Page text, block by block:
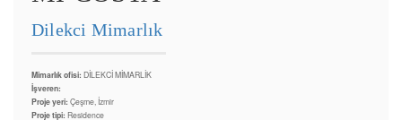
Dilekci Mimarlık
Mimarlık ofisi: DİLEKCİ MİMARLİK
İşveren:
Proje yeri: Çeşme, İzmir
Proje tipi: Residence